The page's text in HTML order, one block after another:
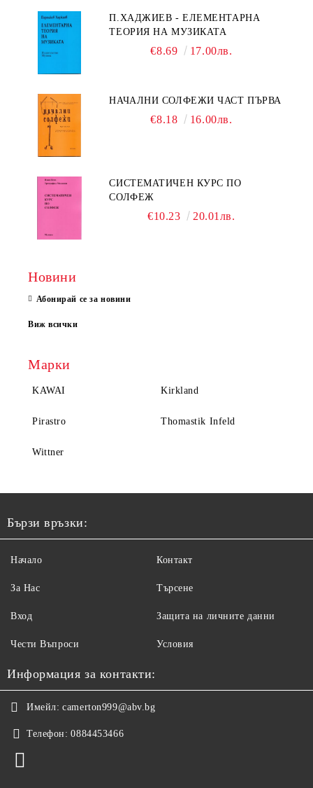
П.ХАДЖИЕВ - ЕЛЕМЕНТАРНА
ТЕОРИЯ НА МУЗИКАТА
€8.69 17.00лв.
НАЧАЛНИ СОЛФЕЖИ ЧАСТ ПЪРВА
€8.18 16.00лв.
СИСТЕМАТИЧЕН КУРС ПО
СОЛФЕЖ
€10.23 20.01лв.
Новини
Абонирай се за новини
Виж всички
Марки
KAWAI Kirkland
Pirastro Thomastik Infeld
Wittner
Бързи връзки:
Начало
За Нас
Вход
Чести Въпроси
Контакт
Търсене
Защита на личните данни
Условия
Информация за контакти:
Имейл: camerton999@abv.bg
Телефон: 0884453466